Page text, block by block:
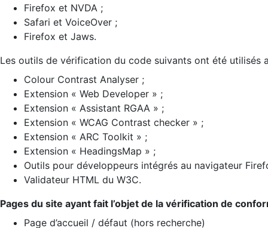
Firefox et NVDA ;
Safari et VoiceOver ;
Firefox et Jaws.
Les outils de vérification du code suivants ont été utilisés
Colour Contrast Analyser ;
Extension « Web Developer » ;
Extension « Assistant RGAA » ;
Extension « WCAG Contrast checker » ;
Extension « ARC Toolkit » ;
Extension « HeadingsMap » ;
Outils pour développeurs intégrés au navigateur
Validateur HTML du W3C.
Pages du site ayant fait l’objet de la vérification de
Page d’accueil / défaut (hors recherche)